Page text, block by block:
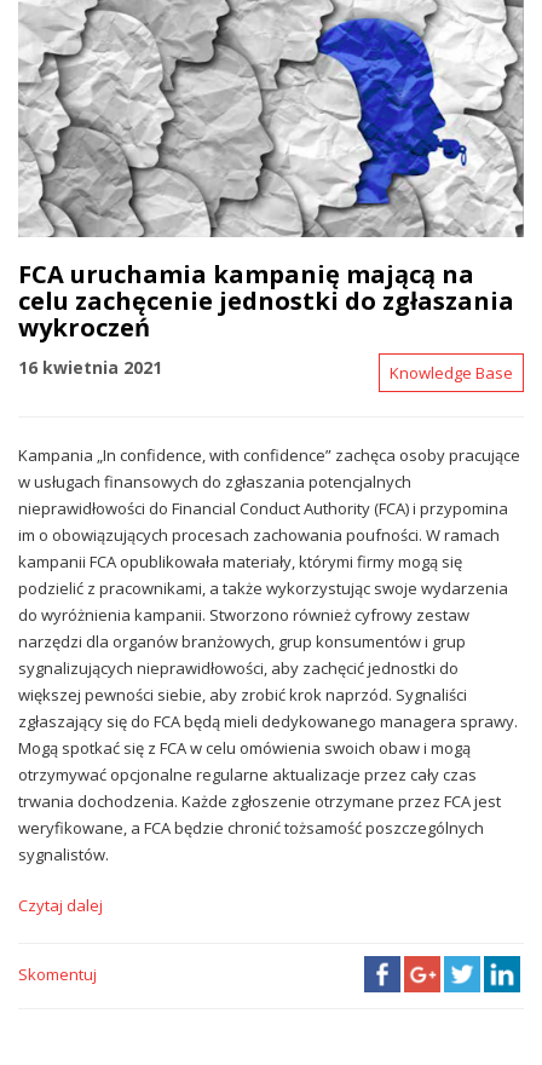
FCA uruchamia kampanię mającą na
celu zachęcenie jednostki do zgłaszania
wykroczeń
16 kwietnia 2021 Knowledge Base
Kampania „In confidence, with confidence” zachęca osoby pracujące
w usługach finansowych do zgłaszania potencjalnych
nieprawidłowości do Financial Conduct Authority (FCA) i przypomina
im o obowiązujących procesach zachowania poufności. W ramach
kampanii FCA opublikowała materiały, którymi firmy mogą się
podzielić z pracownikami, a także wykorzystując swoje wydarzenia
do wyróżnienia kampanii. Stworzono również cyfrowy zestaw
narzędzi dla organów branżowych, grup konsumentów i grup
sygnalizujących nieprawidłowości, aby zachęcić jednostki do
większej pewności siebie, aby zrobić krok naprzód. Sygnaliści
zgłaszający się do FCA będą mieli dedykowanego managera sprawy.
Mogą spotkać się z FCA w celu omówienia swoich obaw i mogą
otrzymywać opcjonalne regularne aktualizacje przez cały czas
trwania dochodzenia. Każde zgłoszenie otrzymane przez FCA jest
weryfikowane, a FCA będzie chronić tożsamość poszczególnych
sygnalistów.
Czytaj dalej
Skomentuj